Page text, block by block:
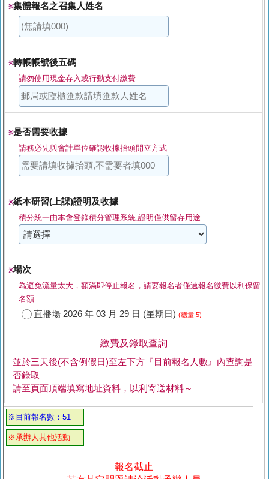
※集體報名之召集人姓名
※轉帳帳號後五碼
請勿使用現金存入或行動支付繳費
※是否需要收據
請務必先與會計單位確認收據抬頭開立方式
※紙本研習(上課)證明及收據
積分統一由本會登錄積分管理系統,證明僅供留存用途
※場次
為避免流量太大，額滿即停止報名，請要報名者僅速報名繳費以利保留
名額
直播場 2026 年 03 月 29 日 (星期日) (總量 5)
繳費及錄取查詢
並於三天後(不含例假日)至左下方『目前報名人數』內查詢是
否錄取
請至頁面頂端填寫地址資料，以利寄送材料～
※目前報名數：51
※承辦人其他活動
報名截止